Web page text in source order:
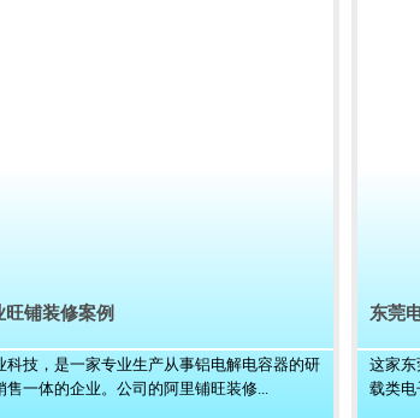
铺装修案例
科技，是一家专业生产从事铝电解电容器的研
售一体的企业。公司的阿里铺旺装修...
东莞
这家东
载类电